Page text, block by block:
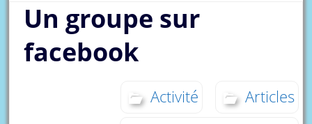
Un groupe sur
facebook
Activité
Articles